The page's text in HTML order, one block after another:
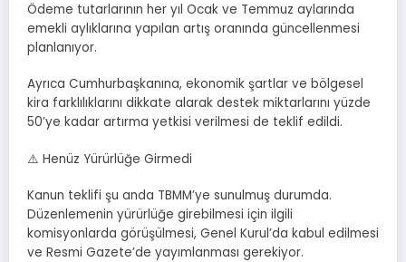
Ödeme tutarlarının her yıl Ocak ve Temmuz aylarında
emekli aylıklarına yapılan artış oranında güncellenmesi
planlanıyor.
Ayrıca Cumhurbaşkanına, ekonomik şartlar ve bölgesel
kira farklılıklarını dikkate alarak destek miktarlarını yüzde
50’ye kadar artırma yetkisi verilmesi de teklif edildi.
⚠️ Henüz Yürürlüğe Girmedi
Kanun teklifi şu anda TBMM’ye sunulmuş durumda.
Düzenlemenin yürürlüğe girebilmesi için ilgili
komisyonlarda görüşülmesi, Genel Kurul’da kabul edilmesi
ve Resmi Gazete’de yayımlanması gerekiyor.